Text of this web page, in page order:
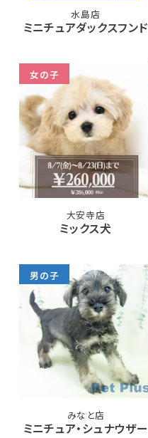
水島店
ミニチュアダックスフンド
女の子
大安寺店
ミックス犬
男の子
みなと店
ミニチュア・シュナウザー